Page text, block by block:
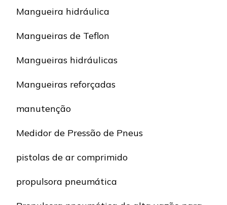
Mangueira hidráulica
Mangueiras de Teflon
Mangueiras hidráulicas
Mangueiras reforçadas
manutenção
Medidor de Pressão de Pneus
pistolas de ar comprimido
propulsora pneumática